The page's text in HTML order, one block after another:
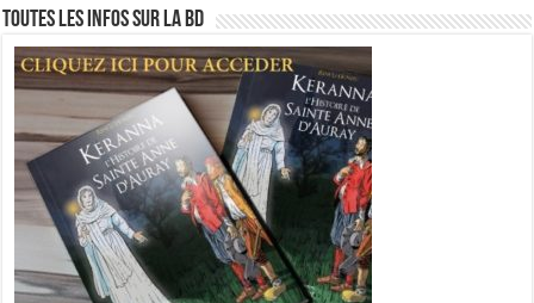
Toutes les infos sur la BD